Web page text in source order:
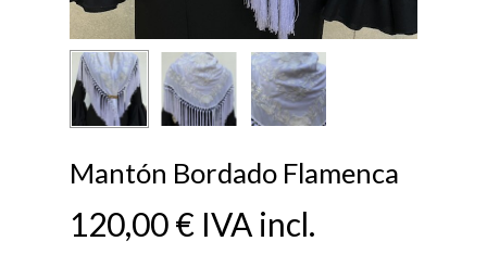
Mantón Bordado Flamenca
120,00€ IVA incl.